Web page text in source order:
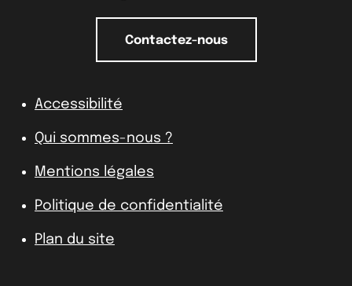
Contactez-nous
Accessibilité
Qui sommes-nous ?
Mentions légales
Politique de confidentialité
Plan du site